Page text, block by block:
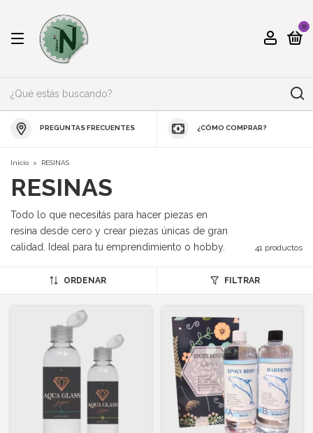
0
PREGUNTAS FRECUENTES ¿CÓMO COMPRAR?
Inicio > RESINAS
RESINAS
Todo lo que necesitás para hacer piezas en
resina desde cero y crear piezas únicas de gran
calidad. Ideal para tu emprendimiento o hobby.
41 productos
ORDENAR FILTRAR